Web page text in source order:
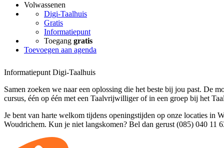
Volwassenen
Digi-Taalhuis
Gratis
Informatiepunt
Toegang gratis
Toevoegen aan agenda
Informatiepunt Digi-Taalhuis
Samen zoeken we naar een oplossing die het beste bij jou past. De
cursus, één op één met een Taalvrijwilliger of in een groep bij het
Je bent van harte welkom tijdens openingstijden op onze locaties in
Woudrichem. Kun je niet langskomen? Bel dan gerust (085) 040 11